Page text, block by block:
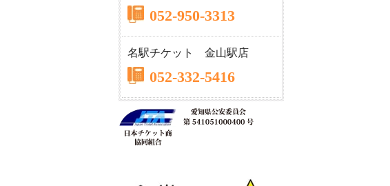
052-950-3313
名駅チケット 金山駅店
052-332-5416